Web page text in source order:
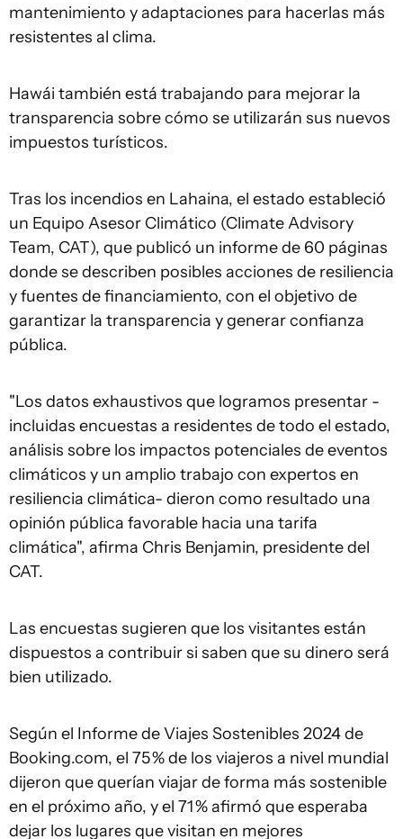
mantenimiento y adaptaciones para hacerlas más
resistentes al clima.
Hawái también está trabajando para mejorar la
transparencia sobre cómo se utilizarán sus nuevos
impuestos turísticos.
Tras los incendios en Lahaina, el estado estableció
un Equipo Asesor Climático (Climate Advisory
Team, CAT), que publicó un informe de 60 páginas
donde se describen posibles acciones de resiliencia
y fuentes de financiamiento, con el objetivo de
garantizar la transparencia y generar confianza
pública.
"Los datos exhaustivos que logramos presentar -
incluidas encuestas a residentes de todo el estado,
análisis sobre los impactos potenciales de eventos
climáticos y un amplio trabajo con expertos en
resiliencia climática- dieron como resultado una
opinión pública favorable hacia una tarifa
climática", afirma Chris Benjamin, presidente del
CAT.
Las encuestas sugieren que los visitantes están
dispuestos a contribuir si saben que su dinero será
bien utilizado.
Según el Informe de Viajes Sostenibles 2024 de
Booking.com, el 75 % de los viajeros a nivel mundial
dijeron que querían viajar de forma más sostenible
en el próximo año, y el 71 % afirmó que esperaba
dejar los lugares que visitan en mejores